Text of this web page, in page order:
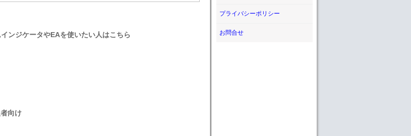
ンジケータやEAを使いたい人はこちら
向け
プライバシーポリシー
お問合せ